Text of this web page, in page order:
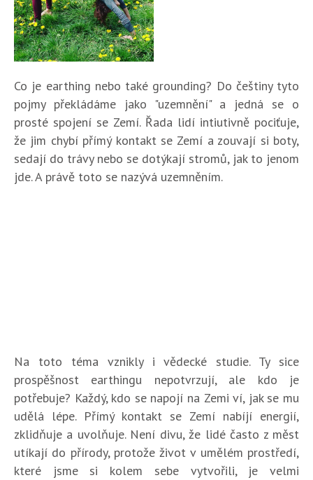
Co je earthing nebo také grounding? Do češtiny tyto
pojmy překládáme jako "uzemnění" a jedná se o
prosté spojení se Zemí. Řada lidí intiutivně pociťuje,
že jim chybí přímý kontakt se Zemí a zouvají si boty,
sedají do trávy nebo se dotýkají stromů, jak to jenom
jde. A právě toto se nazývá uzemněním.
Na toto téma vznikly i vědecké studie. Ty sice
prospěšnost earthingu nepotvrzují, ale kdo je
potřebuje? Každý, kdo se napojí na Zemi ví, jak se mu
udělá lépe. Přímý kontakt se Zemí nabíjí energií,
zklidňuje a uvolňuje. Není divu, že lidé často z měst
utíkají do přírody, protože život v umělém prostředí,
které jsme si kolem sebe vytvořili, je velmi